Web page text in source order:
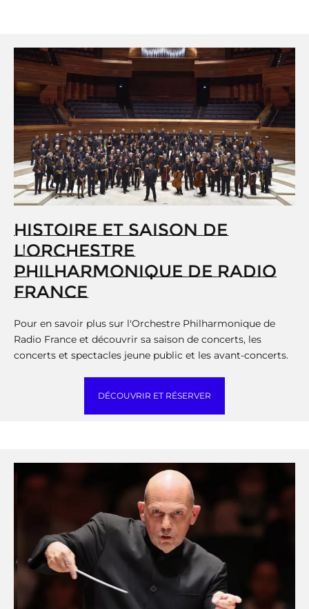
HISTOIRE ET SAISON DE
L'ORCHESTRE
PHILHARMONIQUE DE RADIO
FRANCE
Pour en savoir plus sur l'Orchestre Philharmonique de
Radio France et découvrir sa saison de concerts, les
concerts et spectacles jeune public et les avant-concerts.
DÉCOUVRIR ET RÉSERVER